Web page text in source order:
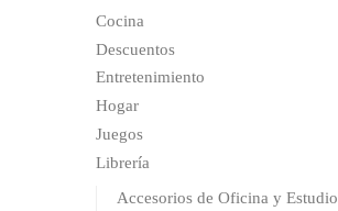
Cocina
Descuentos
Entretenimiento
Hogar
Juegos
Librería
Accesorios de Oficina y Estudio